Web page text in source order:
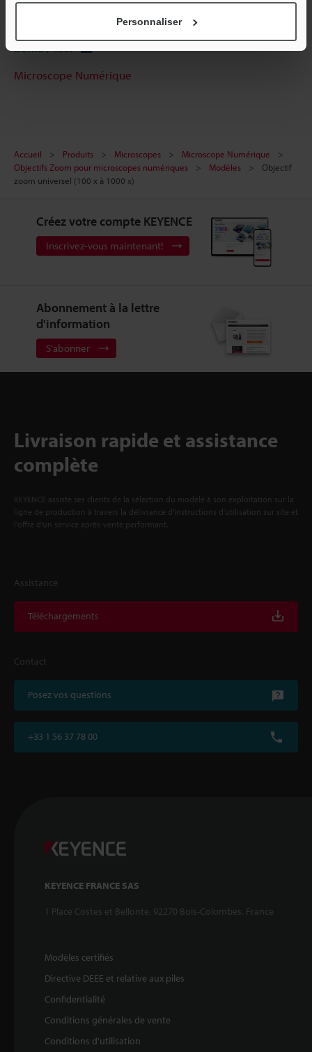
Personnaliser
Démo / Test
Microscope Numérique
Accueil Produits Microscopes
Microscope Numérique
Objectifs Zoom pour microscopes numériques
Modèles
Objectif
zoom universel (100 x à 1000 x)
Créez votre compte KEYENCE
Inscrivez-vous maintenant!
Abonnement à la lettre
d'information
S'abonner
Livraison rapide et assistance
complète
KEYENCE assiste ses clients de la sélection du modèle à son exploitation sur la
ligne de production à travers la délivrance d'instructions d'utilisation sur site et
l'offre d'un service après-vente performant.
Assistance
Téléchargements
Contact
Posez vos questions
+33 1 56 37 78 00
KEYENCE FRANCE SAS
1 Place Costes et Bellonte, 92270 Bois-Colombes, France
Modèles certifiés
Directive DEEE et relative aux piles
Confidentialité
Conditions générales de vente
Conditions d'utilisation